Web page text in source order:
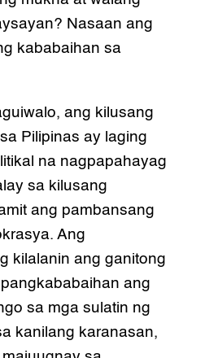
Nasaan ang
kababaihan sa
ang kilusang
Pilipinas ay laging
na nagpapahayag
sa kilusang
ang pambansang
Ang
kilalanin ang ganitong
ang
sa mga sulatin ng
kanilang karanasan,